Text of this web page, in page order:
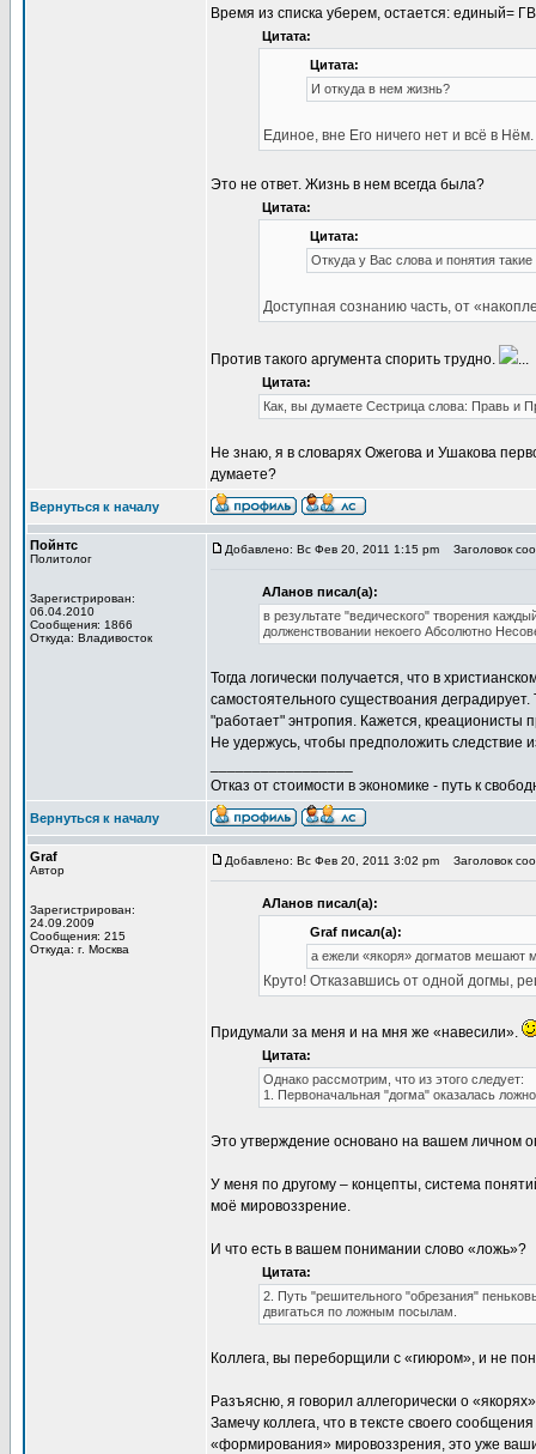
Время из списка уберем, остается: единый=
Цитата:
Цитата:
И откуда в нем жизнь?
Единое, вне Его ничего нет и всё в Нём.
Это не ответ. Жизнь в нем всегда была?
Цитата:
Цитата:
Откуда у Вас слова и понятия
Доступная сознанию часть, от
Против такого аргумента спорить трудно. ...
Цитата:
Как, вы думаете Сестрица слова: Правь и
Не знаю, я в словарях Ожегова и Ушакова
думаете?
Вернуться к началу
Пойнтс
Политолог
Зарегистрирован:
06.04.2010
Сообщения: 1866
Откуда: Владивосток
Добавлено: Вс Фев 20, 2011 1:15 pm Заголовок
АЛанов писал(а):
в результате "ведического" творения
долженствовании некоего Абсолютно
Тогда логически получается, что в
самостоятельного существоания
"работает" энтропия. Кажется, креационисты
Не удержусь, чтобы предположить следствие
Отказ от стоимости в экономике - путь к
Вернуться к началу
Graf
Автор
Зарегистрирован:
24.09.2009
Сообщения: 215
Откуда: г. Москва
Добавлено: Вс Фев 20, 2011 3:02 pm Заголовок
АЛанов писал(а):
Graf писал(а):
а ежели «якоря» догматов мешают
Круто! Отказавшись от одной догмы,
Придумали за меня и на мня же «навесили».
Цитата:
Однако рассмотрим, что из этого следует:
1. Первоначальная "догма" оказалась
Это утверждение основано на вашем личном
У меня по другому – концепты, система
моё мировоззрение.
И что есть в вашем понимании слово «ложь»?
Цитата:
2. Путь "решительного "обрезания"
двигаться по ложным посылам.
Коллега, вы переборщили с «гиюром», и не
Разъясню, я говорил аллегорически о
Замечу коллега, что в тексте своего
«формирования» мировоззрения, это уже